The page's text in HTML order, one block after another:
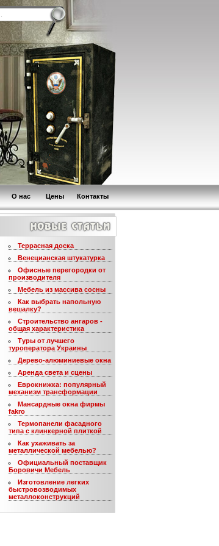
Контакты
Цены
О нас
Террасная доска
Венецианская штукатурка
Офисные перегородки от
производителя
Мебель из массива сосны
Как выбрать напольную
вешалку?
Строительство ангаров -
общая характеристика
Туры от лучшего
туроператора Украины
Дерево-алюминиевые окна
Аренда света и сцены
Еврокнижка: популярный
механизм трансформации
Мансардные окна фирмы
fakro
Термопанели фасадного
типа с клинкерной плиткой
Как ухаживать за
металлической мебелью?
Официальный поставщик
Боровичи Мебель
Изготовление легких
быстровозводимых
металлоконструкций